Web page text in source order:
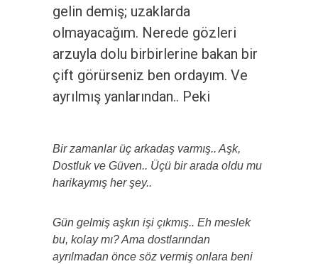
gelin demiş; uzaklarda
olmayacağım. Nerede gözleri
arzuyla dolu birbirlerine bakan bir
çift görürseniz ben ordayım. Ve
ayrılmış yanlarından.. Peki
Bir zamanlar üç arkadaş varmış.. Aşk,
Dostluk ve Güven.. Üçü bir arada oldu mu
harikaymış her şey..
Gün gelmiş aşkın işi çıkmış.. Eh meslek
bu, kolay mı? Ama dostlarından
ayrılmadan önce söz vermiş onlara beni